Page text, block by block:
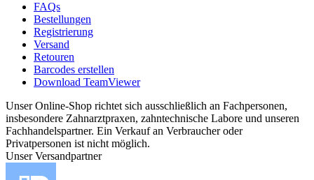
FAQs
Bestellungen
Registrierung
Versand
Retouren
Barcodes erstellen
Download TeamViewer
Unser Online-Shop richtet sich ausschließlich an Fachpersonen,
insbesondere Zahnarztpraxen, zahntechnische Labore und unseren
Fachhandelspartner. Ein Verkauf an Verbraucher oder
Privatpersonen ist nicht möglich.
Unser Versandpartner